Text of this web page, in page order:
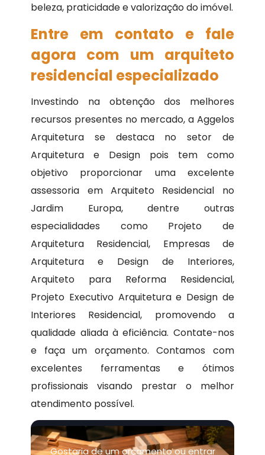
beleza, praticidade e valorização do imóvel.
Entre em contato e fale
agora com um arquiteto
residencial especializado
Investindo na obtenção dos melhores
recursos presentes no mercado, a Aggelos
Arquitetura se destaca no setor de
Arquitetura e Design pois tem como
objetivo proporcionar uma excelente
assessoria em Arquiteto Residencial no
Jardim Europa, dentre outras
especialidades como Projeto de
Arquitetura Residencial, Empresas de
Arquitetura e Design de Interiores,
Arquiteto para Reforma Residencial,
Projeto Executivo Arquitetura e Design de
Interiores Residencial, promovendo a
qualidade aliada à eficiência. Contate-nos
e faça um orçamento. Contamos com
excelentes ferramentas e ótimos
profissionais visando prestar o melhor
atendimento possível.
Gostaria de um orçamento ou entrar